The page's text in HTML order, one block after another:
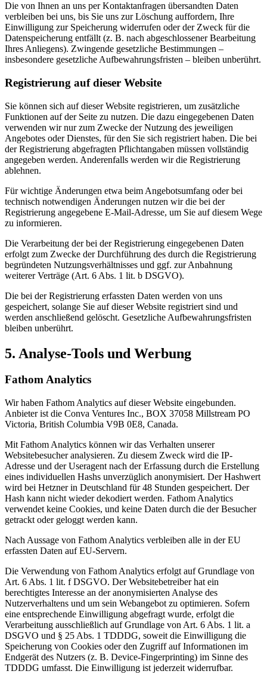
Die von Ihnen an uns per Kontaktanfragen übersandten Daten
verbleiben bei uns, bis Sie uns zur Löschung auffordern, Ihre
Einwilligung zur Speicherung widerrufen oder der Zweck für die
Datenspeicherung entfällt (z. B. nach abgeschlossener Bearbeitung
Ihres Anliegens). Zwingende gesetzliche Bestimmungen –
insbesondere gesetzliche Aufbewahrungsfristen – bleiben unberührt.
Registrierung auf dieser Website
Sie können sich auf dieser Website registrieren, um zusätzliche
Funktionen auf der Seite zu nutzen. Die dazu eingegebenen Daten
verwenden wir nur zum Zwecke der Nutzung des jeweiligen
Angebotes oder Dienstes, für den Sie sich registriert haben. Die bei
der Registrierung abgefragten Pflichtangaben müssen vollständig
angegeben werden. Anderenfalls werden wir die Registrierung
ablehnen.
Für wichtige Änderungen etwa beim Angebotsumfang oder bei
technisch notwendigen Änderungen nutzen wir die bei der
Registrierung angegebene E-Mail-Adresse, um Sie auf diesem Wege
zu informieren.
Die Verarbeitung der bei der Registrierung eingegebenen Daten
erfolgt zum Zwecke der Durchführung des durch die Registrierung
begründeten Nutzungsverhältnisses und ggf. zur Anbahnung
weiterer Verträge (Art. 6 Abs. 1 lit. b DSGVO).
Die bei der Registrierung erfassten Daten werden von uns
gespeichert, solange Sie auf dieser Website registriert sind und
werden anschließend gelöscht. Gesetzliche Aufbewahrungsfristen
bleiben unberührt.
5. Analyse-Tools und Werbung
Fathom Analytics
Wir haben Fathom Analytics auf dieser Website eingebunden.
Anbieter ist die Conva Ventures Inc., BOX 37058 Millstream PO
Victoria, British Columbia V9B 0E8, Canada.
Mit Fathom Analytics können wir das Verhalten unserer
Websitebesucher analysieren. Zu diesem Zweck wird die IP-
Adresse und der Useragent nach der Erfassung durch die Erstellung
eines individuellen Hashs unverzüglich anonymisiert. Der Hashwert
wird bei Hetzner in Deutschland für 48 Stunden gespeichert. Der
Hash kann nicht wieder dekodiert werden. Fathom Analytics
verwendet keine Cookies, und keine Daten durch die der Besucher
getrackt oder geloggt werden kann.
Nach Aussage von Fathom Analytics verbleiben alle in der EU
erfassten Daten auf EU-Servern.
Die Verwendung von Fathom Analytics erfolgt auf Grundlage von
Art. 6 Abs. 1 lit. f DSGVO. Der Websitebetreiber hat ein
berechtigtes Interesse an der anonymisierten Analyse des
Nutzerverhaltens und um sein Webangebot zu optimieren. Sofern
eine entsprechende Einwilligung abgefragt wurde, erfolgt die
Verarbeitung ausschließlich auf Grundlage von Art. 6 Abs. 1 lit. a
DSGVO und § 25 Abs. 1 TDDDG, soweit die Einwilligung die
Speicherung von Cookies oder den Zugriff auf Informationen im
Endgerät des Nutzers (z. B. Device-Fingerprinting) im Sinne des
TDDDG umfasst. Die Einwilligung ist jederzeit widerrufbar.